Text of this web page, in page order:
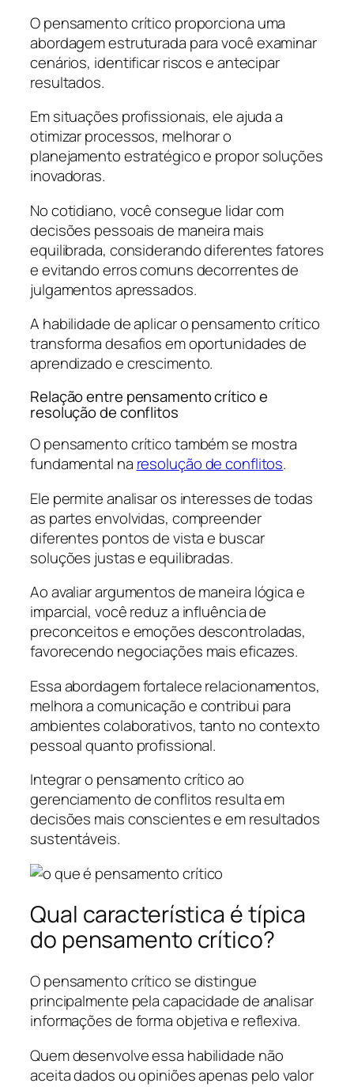
O pensamento crítico proporciona uma
abordagem estruturada para você examinar
cenários, identificar riscos e antecipar
resultados.
Em situações profissionais, ele ajuda a
otimizar processos, melhorar o
planejamento estratégico e propor soluções
inovadoras.
No cotidiano, você consegue lidar com
decisões pessoais de maneira mais
equilibrada, considerando diferentes fatores
e evitando erros comuns decorrentes de
julgamentos apressados.
A habilidade de aplicar o pensamento crítico
transforma desafios em oportunidades de
aprendizado e crescimento.
Relação entre pensamento crítico e
resolução de conflitos
O pensamento crítico também se mostra
fundamental na resolução de conflitos.
Ele permite analisar os interesses de todas
as partes envolvidas, compreender
diferentes pontos de vista e buscar
soluções justas e equilibradas.
Ao avaliar argumentos de maneira lógica e
imparcial, você reduz a influência de
preconceitos e emoções descontroladas,
favorecendo negociações mais eficazes.
Essa abordagem fortalece relacionamentos,
melhora a comunicação e contribui para
ambientes colaborativos, tanto no contexto
pessoal quanto profissional.
Integrar o pensamento crítico ao
gerenciamento de conflitos resulta em
decisões mais conscientes e em resultados
sustentáveis.
Qual característica é típica
do pensamento crítico?
O pensamento crítico se distingue
principalmente pela capacidade de analisar
informações de forma objetiva e reflexiva.
Quem desenvolve essa habilidade não
aceita dados ou opiniões apenas pelo valor